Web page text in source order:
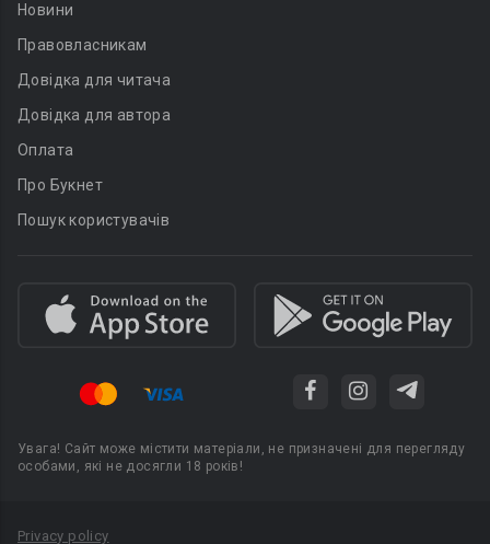
Новини
Правовласникам
Довідка для читача
Довідка для автора
Оплата
Про Букнет
Пошук користувачів
Увага! Сайт може містити матеріали, не призначені для перегляду
особами, які не досягли 18 років!
Privacy policy